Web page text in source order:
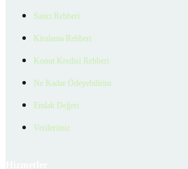
Satıcı Rehberi
Kiralama Rehberi
Konut Kredisi Rehberi
Ne Kadar Ödeyebilirim
Emlak Değeri
Verilerimiz